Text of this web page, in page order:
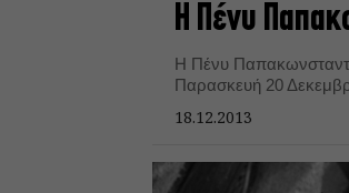
Η Πένυ
Η Πένυ
Παρασκευή 20
18.12.2013